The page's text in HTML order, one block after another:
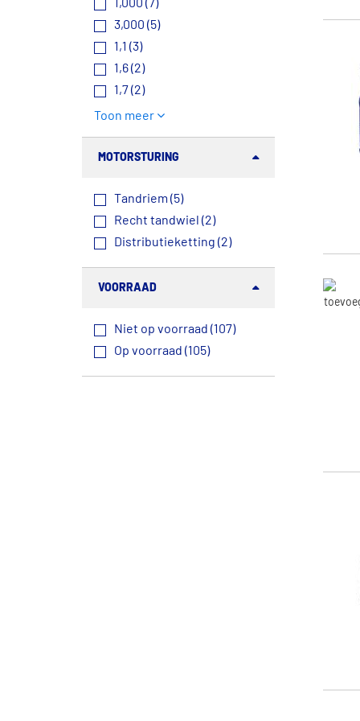
1,000 (7)
3,000 (5)
1,1 (3)
1,6 (2)
1,7 (2)
Toon meer
MOTORSTURING
Tandriem (5)
Recht tandwiel (2)
Distributieketting (2)
VOORRAAD
Niet op voorraad (107)
Op voorraad (105)